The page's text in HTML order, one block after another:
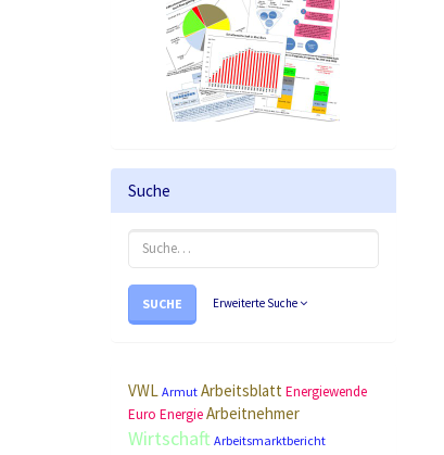
Suche
SUCHE Erweiterte Suche
VWL Armut Arbeitsblatt Energiewende
Euro EnergieArbeitnehmer
Wirtschaft Arbeitsmarktbericht